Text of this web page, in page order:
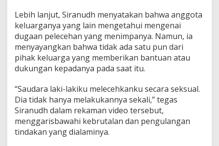
l
a
n
d
e
g
r
Lebih lanjut, Siranudh menyatakan bahwa anggota
keluarganya yang lain mengetahui mengenai
dugaan pelecehan yang menimpanya. Namun, ia
menyayangkan bahwa tidak ada satu pun dari
pihak keluarga yang memberikan bantuan atau
dukungan kepadanya pada saat itu.
“Saudara laki-lakiku melecehkanku secara seksual.
Dia tidak hanya melakukannya sekali,” tegas
Siranudh dalam rekaman video tersebut,
menggarisbawahi kebrutalan dan pengulangan
tindakan yang dialaminya.